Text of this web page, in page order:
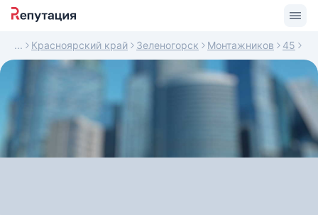
Красноярский край Зеленогорск Монтажников 45